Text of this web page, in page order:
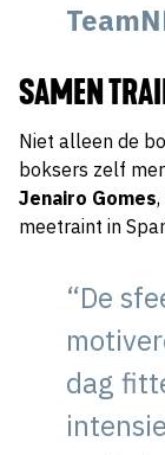
SAMEN
Niet alleen de
boksers zelf
Jenairo Gomes
meetraint in
“De
dag